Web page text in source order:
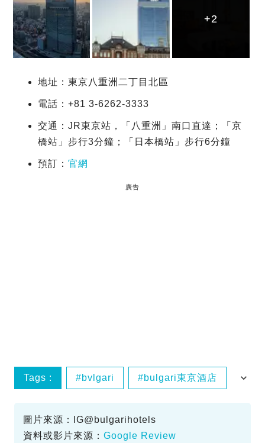
+2
+2
+2
地址：東京八重洲二丁目北區
電話：+81 3-6262-3333
交通：JR東京站，「八重洲」南口直達；「京
橋站」步行3分鐘；「日本橋站」步行6分鐘
預訂： 官網
廣告
Tags : bvlgari bulgari東京酒店
圖片來源：IG@bulgarihotels
資料或影片來源： Google Review